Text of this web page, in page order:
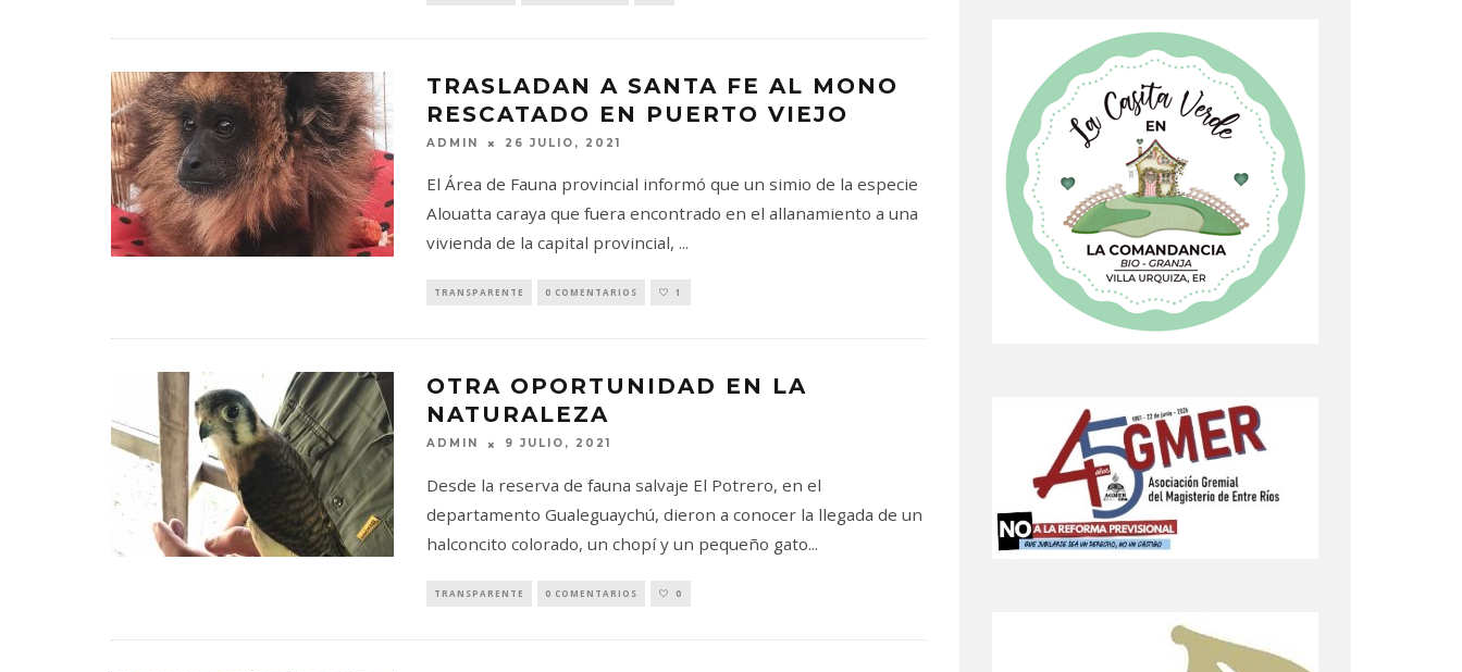
TRASLADAN A SANTA FE AL MONO
RESCATADO EN PUERTO VIEJO
ADMIN 26 JULIO, 2021
El Área de Fauna provincial informó que un simio de la especie
Alouatta caraya que fuera encontrado en el allanamiento a una
vivienda de la capital provincial, ...
TRANSPARENTE 0 COMENTARIOS 1
OTRA OPORTUNIDAD EN LA
NATURALEZA
ADMIN 9 JULIO, 2021
Desde la reserva de fauna salvaje El Potrero, en el
departamento Gualeguaychú, dieron a conocer la llegada de un
halconcito colorado, un chopí y un pequeño gato...
TRANSPARENTE 0 COMENTARIOS 0